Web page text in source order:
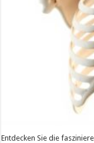
Entdecken Sie die